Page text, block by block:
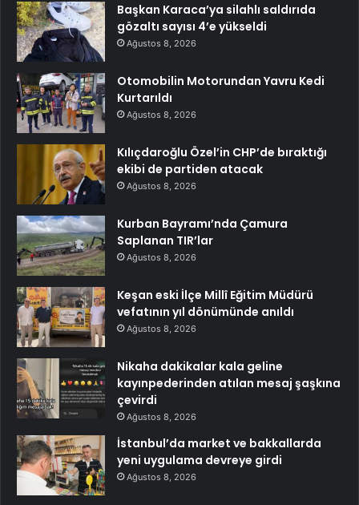
Başkan Karaca’ya silahlı saldırıda
gözaltı sayısı 4’e yükseldi
Ağustos 8, 2026
Otomobilin Motorundan Yavru Kedi
Kurtarıldı
Ağustos 8, 2026
Kılıçdaroğlu Özel’in CHP’de bıraktığı
ekibi de partiden atacak
Ağustos 8, 2026
Kurban Bayramı’nda Çamura
Saplanan TIR’lar
Ağustos 8, 2026
Keşan eski İlçe Millî Eğitim Müdürü
vefatının yıl dönümünde anıldı
Ağustos 8, 2026
Nikaha dakikalar kala geline
kayınpederinden atılan mesaj şaşkına
çevirdi
Ağustos 8, 2026
İstanbul’da market ve bakkallarda
yeni uygulama devreye girdi
Ağustos 8, 2026